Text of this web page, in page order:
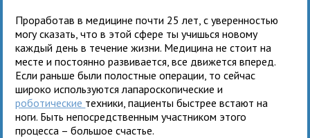
Проработав в медицине почти 25 лет, с уверенностью
могу сказать, что в этой сфере ты учишься новому
каждый день в течение жизни. Медицина не стоит на
месте и постоянно развивается, все движется вперед.
Если раньше были полостные операции, то сейчас
широко используются лапароскопические и
роботические техники, пациенты быстрее встают на
ноги. Быть непосредственным участником этого
процесса – большое счастье.